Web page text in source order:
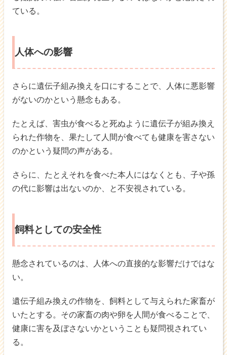
ている。
人体への影響
さらに遺伝子組み換えを口にすることで、人体に悪影響
がないのかという懸念もある。
たとえば、害虫が食べると死ぬように遺伝子が組み換え
られた作物を、果たして人間が食べても健康を害さない
のかという疑問の声がある。
さらに、たとえそれを食べた本人にはなくとも、子や孫
の代に影響は出ないのか、と不安視されている。
飼料としての安全性
懸念されているのは、人体への直接的な影響だけではな
い。
遺伝子組み換えの作物を、飼料として与えられた家畜が
いたとする。その家畜の肉や卵を人間が食べることで、
健康に害を及ぼさないかということも疑問視されてい
る。